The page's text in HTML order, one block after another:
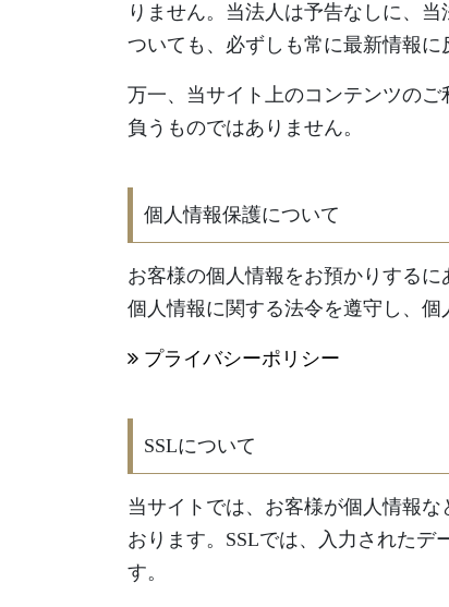
りません。当法人は予告なしに、
ついても、必ずしも常に最新情報に
万一、当サイト上のコンテンツの
負うものではありません。
個人情報保護について
お客様の個人情報をお預かりする
個人情報に関する法令を遵守し、
プライバシーポリシー
SSLについて
当サイトでは、お客様が個人情報
おります。SSLでは、入力されたデ
す。